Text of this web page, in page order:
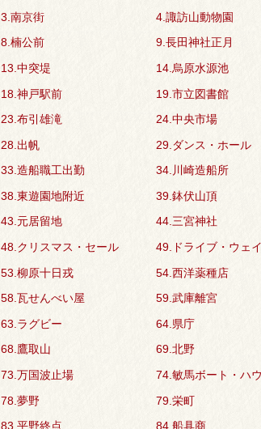
3.南京街 4.諏訪山動物園
8.楠公前 9.長田神社正月
13.中突堤 14.烏原水源池
18.神戸駅前 19.市立図書館
23.布引雄滝 24.中央市場
28.出帆 29.ダンス・ホール
33.造船職工出勤 34.川崎造船所
38.東遊園地附近 39.鉢伏山頂
43.元居留地 44.三宮神社
48.クリスマス・セール 49.ドライブ・ウェイ
53.柳原十日戎 54.西洋薬種店
58.瓦せんべい屋 59.武庫離宮
63.ラグビー 64.県庁
68.鷹取山 69.北野
73.万国波止場 74.敏馬ボート・ハ
78.夢野 79.栄町
83.平野終点 84.船具商